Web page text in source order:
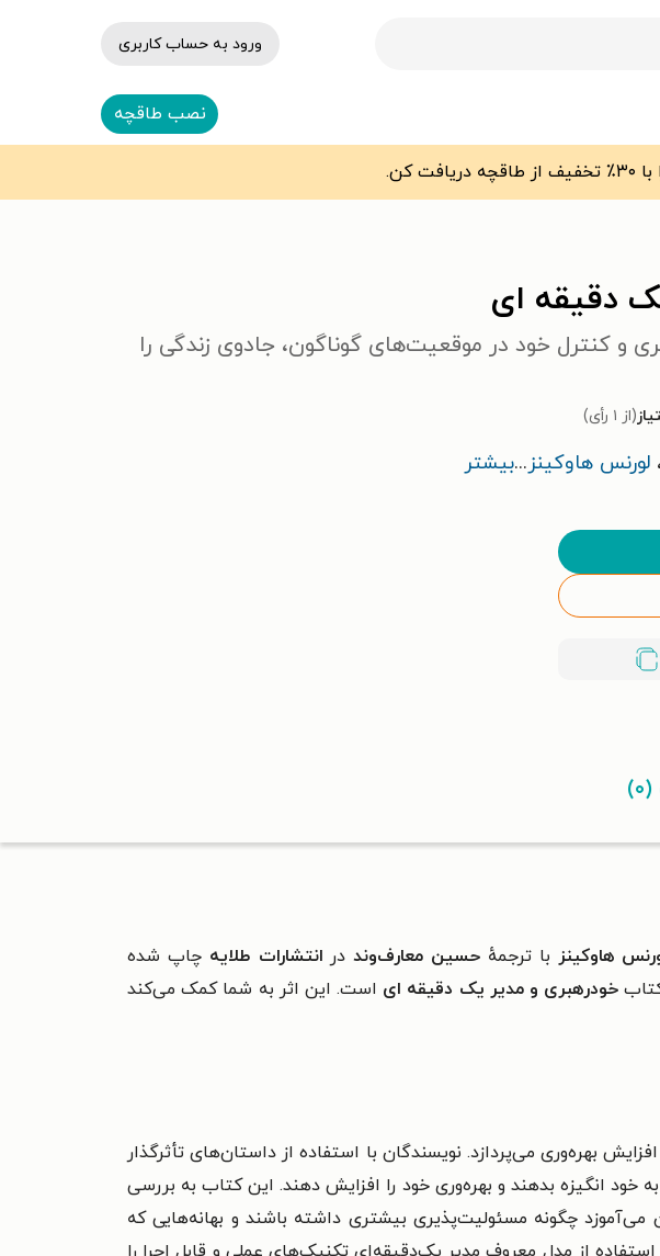
ورود به حساب کاربری
نصب طاقچه
دقیقه ای
و کنترل خود در موقعیت‌های گوناگون، جادوی زندگی را
(از ۱ رأی)
لورنس هاوکینز...بیشتر
هاوکینز با ترجمهٔ حسین معارف‌ونددر انتشارات طلایه چاپ شده
خودرهبری و مدیر یک دقیقه ای است. این اثر به شما کمک می‌کند
بهره‌وری می‌پردازد. نویسندگان با استفاده از داستان‌های تأثرگذار
خود انگیزه بدهند و بهره‌وری خود را افزایش دهند. این کتاب به بررسی
می‌آموزد چگونه مسئولیت‌پذیری بیشتری داشته باشند و بهانه‌هایی که